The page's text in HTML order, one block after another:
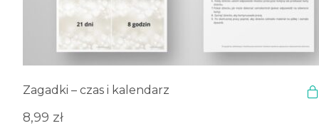
Zagadki – czas i kalendarz
8,99 zł